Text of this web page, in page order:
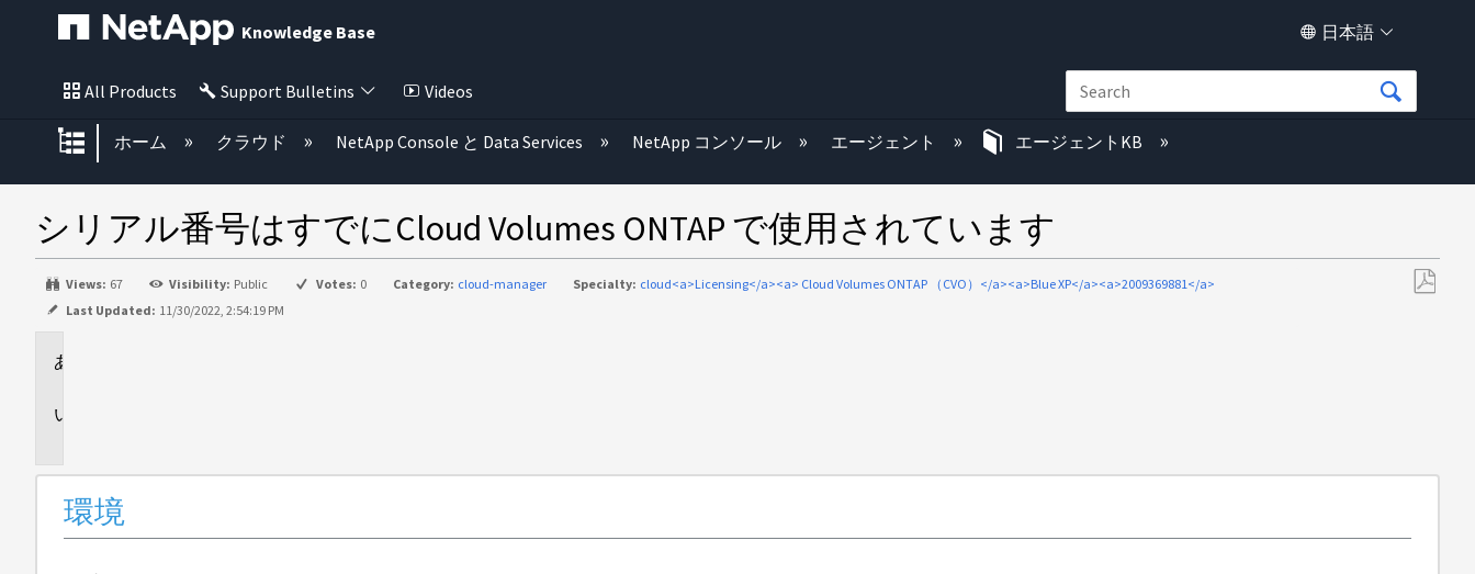
Knowledge Base 日本語
All Products Support Bulletins Videos
グローバル階層を展開/折りたたむ
ホーム クラウド NetApp Console と Data Services NetApp コンソール エージェント エージェントKB
シリアル番号はすでにCloud Volumes ONTAP で使用されています
Views: 67 Visibility: Public Votes: 0 Category: cloud-manager Specialty: cloud<a>Licensing</a><a> Cloud Volumes ONTAP （CVO）</a><a>Blue XP</a><a>2009369881</a>
Last Updated: 11/30/2022, 2:54:19 PM
環境